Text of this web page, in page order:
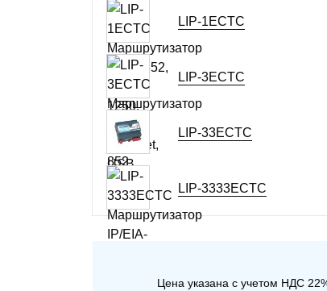
LIP-1ECTC
LIP-3ECTC
LIP-33ECTC
LIP-3333ECTC
Цена указана с учетом НДС